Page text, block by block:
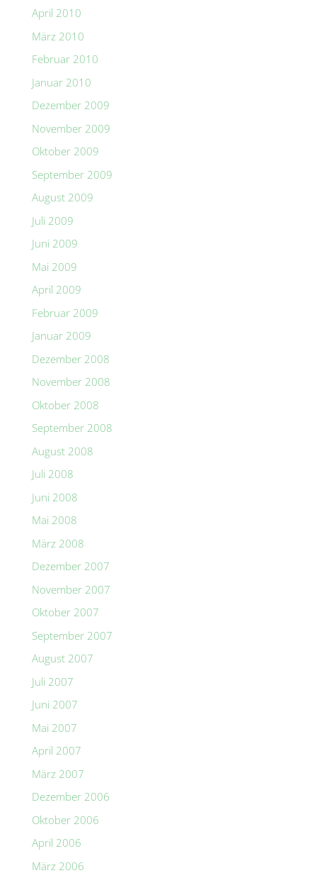
April 2010
März 2010
Februar 2010
Januar 2010
Dezember 2009
November 2009
Oktober 2009
September 2009
August 2009
Juli 2009
Juni 2009
Mai 2009
April 2009
Februar 2009
Januar 2009
Dezember 2008
November 2008
Oktober 2008
September 2008
August 2008
Juli 2008
Juni 2008
Mai 2008
März 2008
Dezember 2007
November 2007
Oktober 2007
September 2007
August 2007
Juli 2007
Juni 2007
Mai 2007
April 2007
März 2007
Dezember 2006
Oktober 2006
April 2006
März 2006